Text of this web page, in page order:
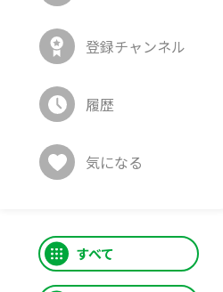
登録チャンネル
履歴
気になる
すべて